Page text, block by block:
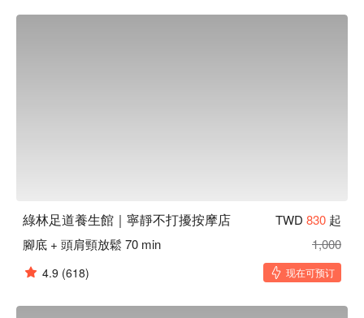
綠林足道養生館｜寧靜不打擾按摩店 TWD 830 起
腳底 + 頭肩頸放鬆 70 min
1,000
4.9 (618) 现在可预订